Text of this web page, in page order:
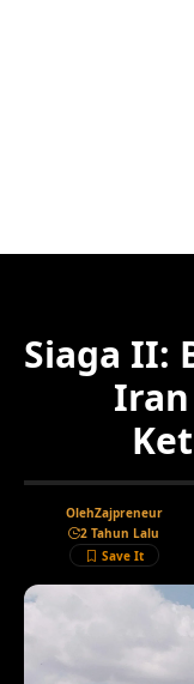
Siaga II:
OlehZajpreneur
2 Tahun Lalu